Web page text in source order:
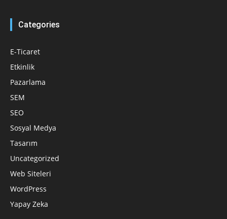
Categories
E-Ticaret
Etkinlik
Pazarlama
SEM
SEO
Sosyal Medya
Tasarım
Uncategorized
Web Siteleri
WordPress
Yapay Zeka